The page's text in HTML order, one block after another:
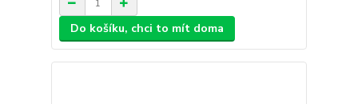
Do košíku, chci to mít doma